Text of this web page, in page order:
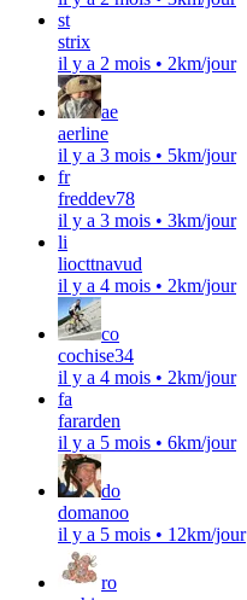
st
strix
il y a 2 mois • 2km/jour
ae
aerline
il y a 3 mois • 5km/jour
fr
freddev78
il y a 3 mois • 3km/jour
li
liocttnavud
il y a 4 mois • 2km/jour
co
cochise34
il y a 4 mois • 2km/jour
fa
fararden
il y a 5 mois • 6km/jour
do
domanoo
il y a 5 mois • 12km/jour
ro